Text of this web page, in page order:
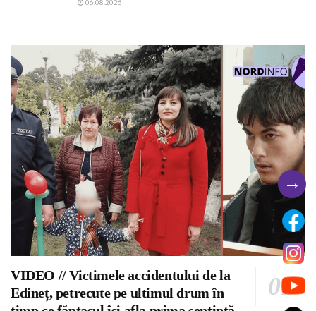
06.08.2026
VIDEO // Victimele accidentului de la
Edineț, petrecute pe ultimul drum în
→